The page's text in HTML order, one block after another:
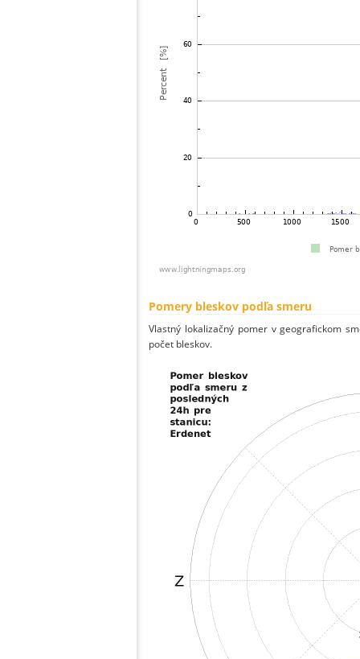
Pomery bleskov podľa smeru
Vlastný lokalizačný pomer v geografickom
počet bleskov.